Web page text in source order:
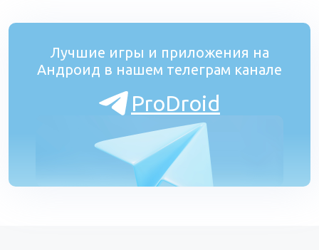
Лучшие игры и приложения на
Андроид в нашем телеграм канале
ProDroid